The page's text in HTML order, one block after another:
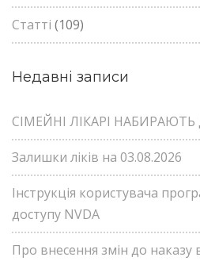
Статті (109)
Недавні записи
СІМЕЙНІ ЛІКАРІ НАБИРАЮТЬ
Залишки ліків на 03.08.2026
Інструкція користувача
доступу NVDA
Про внесення змін до наказу